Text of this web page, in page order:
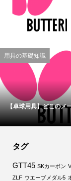
用具の基礎知識
【卓球用具】どこのメ
タグ
GTT45 SKカーボン
ZLF ウエーブメダル5